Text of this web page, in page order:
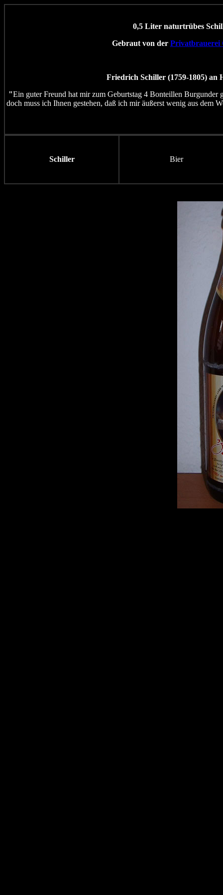
0,5 Liter naturtrübes
Gebraut von der Privatbrauerei
Friedrich Schiller (1759-1805) an
"Ein guter Freund hat mir zum Geburtstag 4 Bonteillen
doch muss ich Ihnen gestehen, daß ich mir äußerst wenig aus dem
Schiller Bier